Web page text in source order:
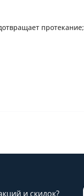
протекание;
и скидок?